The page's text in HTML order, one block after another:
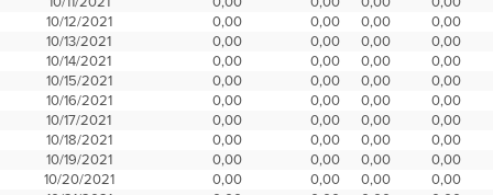
10/12/2021
0,00 0,00 0,00
0,00
10/13/2021
0,00 0,00 0,00
0,00
10/14/2021
0,00 0,00 0,00
0,00
10/15/2021
0,00 0,00 0,00
0,00
10/16/2021
0,00 0,00 0,00
0,00
10/17/2021
0,00 0,00 0,00
0,00
10/18/2021
0,00 0,00 0,00
0,00
10/19/2021
0,00 0,00 0,00
0,00
10/20/2021
0,00 0,00 0,00
0,00